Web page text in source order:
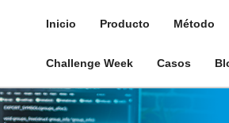
Inicio Producto Método
Challenge Week Casos